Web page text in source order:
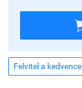
Felvitel a